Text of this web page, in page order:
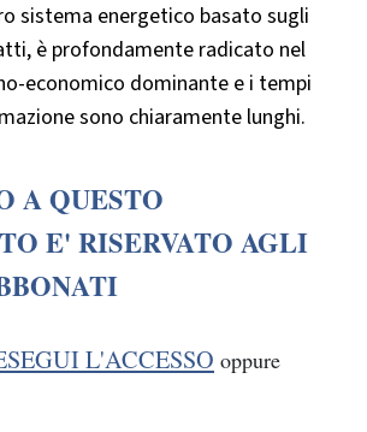
sistema energetico basato sugli
è profondamente radicato nel
economico dominante e i tempi
sono chiaramente lunghi.
A QUESTO
E' RISERVATO AGLI
L'ACCESSO oppure